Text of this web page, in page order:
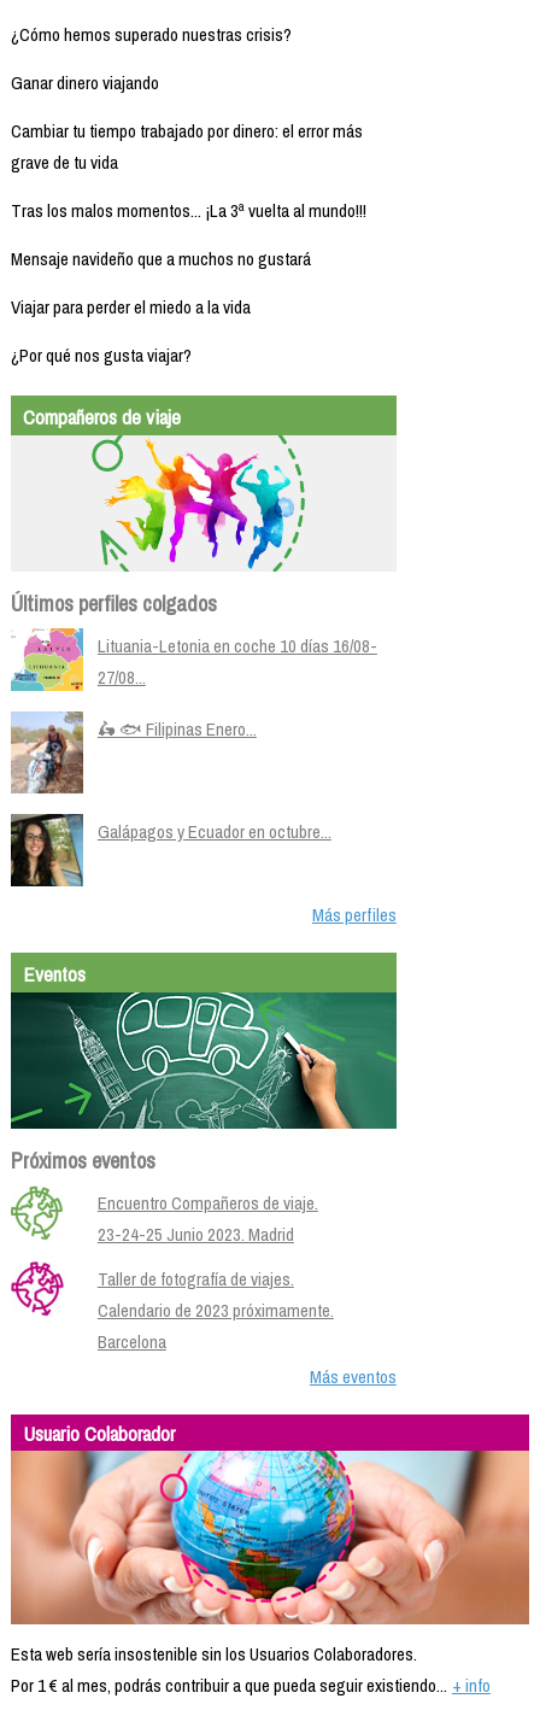
¿Cómo hemos superado nuestras crisis?
Ganar dinero viajando
Cambiar tu tiempo trabajado por dinero: el error más
grave de tu vida
Tras los malos momentos... ¡La 3ª vuelta al mundo!!!
Mensaje navideño que a muchos no gustará
Viajar para perder el miedo a la vida
¿Por qué nos gusta viajar?
Compañeros de viaje
Últimos perfiles colgados
Lituania-Letonia en coche 10 días 16/08-
27/08...
🛵 🐟 Filipinas Enero...
Galápagos y Ecuador en octubre...
Más perfiles
Eventos
Próximos eventos
Encuentro Compañeros de viaje.
23-24-25 Junio 2023. Madrid
Taller de fotografía de viajes.
Calendario de 2023 próximamente.
Barcelona
Más eventos
Usuario Colaborador
Esta web sería insostenible sin los Usuarios Colaboradores.
Por 1 € al mes, podrás contribuir a que pueda seguir existiendo... + info